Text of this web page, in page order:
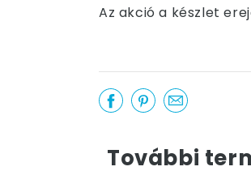
Az akció a készlet
További